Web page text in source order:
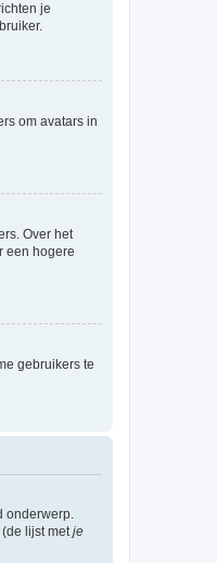
je
om avatars in
Over het
een hogere
gebruikers te
onderwerp.
lijst metje